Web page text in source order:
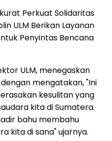
Perkuat Solidaritas
ULM Berikan Layanan
Penyintas Bencana
ULM, menegaskan
mengatakan, "Ini
kesulitan yang
kita di Sumatera.
bahu membahu
kita di sana" ujarnya.